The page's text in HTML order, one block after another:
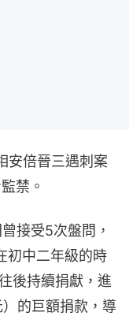
安倍晉三遇刺案
禁。
接受5次盤問，
初中二年級的時
後持續捐獻，進
的巨額捐款，導